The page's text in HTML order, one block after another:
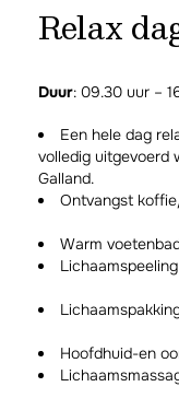
Relax
Duur: 09.30 uur –
Een hele dag
volledig uitgevoerd
Galland.
Warm
Hoofdhuid-en